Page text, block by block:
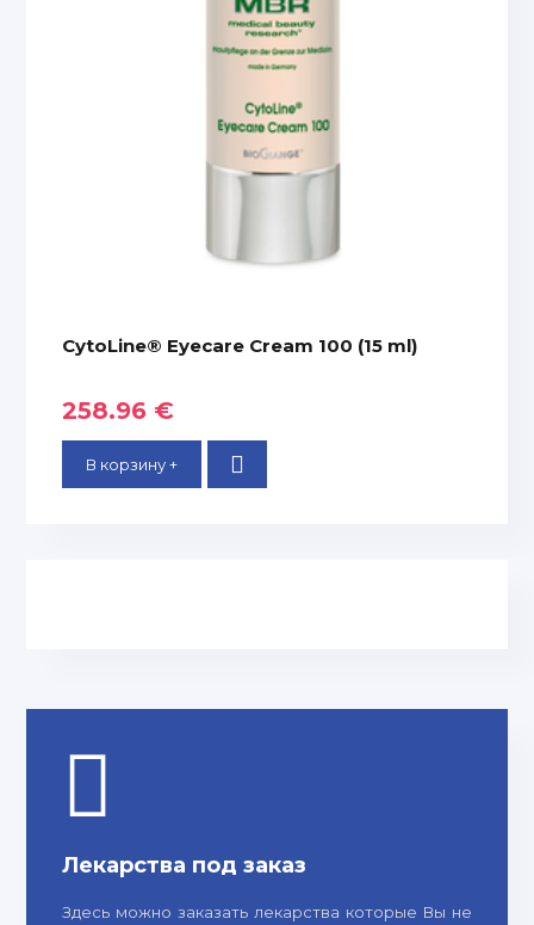
CytoLine® Eyecare Cream 100 (15 ml)
258.96 €
В корзину +
Лекарства под заказ
Здесь можно заказать лекарства которые Вы не